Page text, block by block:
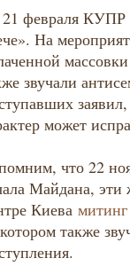
февраля КУПР
На
звучали
может
что 22
Майдана, эти
Киева митинг
также